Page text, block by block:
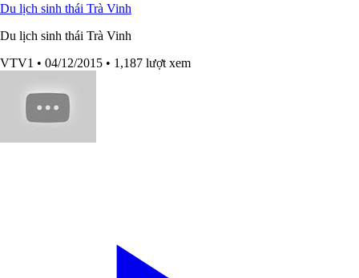
Du lịch sinh thái Trà Vinh
Du lịch sinh thái Trà Vinh
VTV1 • 04/12/2015 • 1,187 lượt xem